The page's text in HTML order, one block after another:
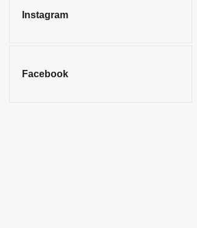
Instagram
Facebook